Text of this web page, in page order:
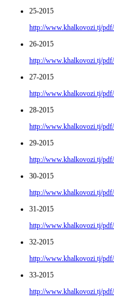
25-2015
http://www.khalkovozi.tj/
26-2015
http://www.khalkovozi.tj/
27-2015
http://www.khalkovozi.tj/
28-2015
http://www.khalkovozi.tj/
29-2015
http://www.khalkovozi.tj/
30-2015
http://www.khalkovozi.tj/
31-2015
http://www.khalkovozi.tj/
32-2015
http://www.khalkovozi.tj/
33-2015
http://www.khalkovozi.tj/